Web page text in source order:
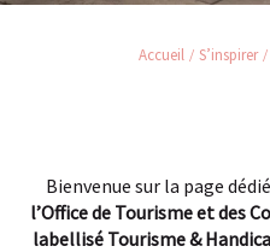
Accueil S’inspirer
Bienvenue sur la page
l’Office de Tourisme et des
labellisé Tourisme &